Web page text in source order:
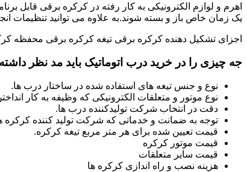
اهرم و لوازم الکترونیکی به کار رفته در کرکره برقی قابل
یک زمان خاص باز و بسته شوند.به علاوه می توانید تنظیمات
اجزای تشکیل دهنده کرکره برقی تیغه کرکره برقی محفظه
جه چیزی را در خرید درب اتوماتیک باید مد نظر
نوع و جنس تیغه های استفاده شده در ساختار درب ها.
نوع موتور و متعلقات الکترونیکی که وظیفه به کار
دقت در انتخاب شرکت تولیدکننده درب ها.
توجه به ضمانت و خدماتی که شرکت تولید کننده کرکره
قیمت تعیین شده برای هر متر مربع تیغه کرکره.
قیمت موتور کرکره
قیمت سایر متعلقات
هزینه نصب و راه اندازی کرکره ها